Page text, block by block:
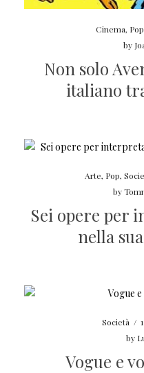
Cinema, Pop
by
Non solo
italiano
Arte, Pop,
by
Sei opere per
nella
Società /
by
Vogue e